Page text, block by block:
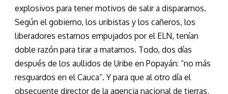
explosivos para tener motivos de salir a dispararnos.
Según el gobierno, los uribistas y los cañeros, los
liberadores estamos empujados por el ELN, tenían
doble razón para tirar a matarnos. Todo, dos días
después de los aullidos de Uribe en Popayán: “no más
resguardos en el Cauca”. Y para que al otro día el
obsecuente director de la agencia nacional de tierras,